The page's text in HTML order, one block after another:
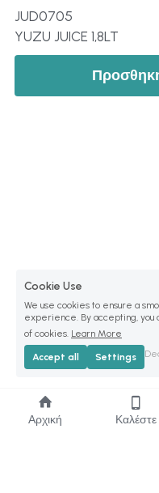
JUD0705
YUZU JUICE 1,8LT
Αρχική Καλέστε
Cookie Use
We use cookies to ensure a
experience. By accepting, you
of cookies. Learn More
Accept all Settings